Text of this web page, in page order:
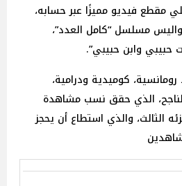
مقطع فيديو مميزًا عبر حسابه،
مسلسل “كامل العدد”،
حبيبي وابن حبيبي”.
كوميدية ودرامية،
الذي حقق نسب مشاهدة
الثالث، والذي استطاع أن يحجز